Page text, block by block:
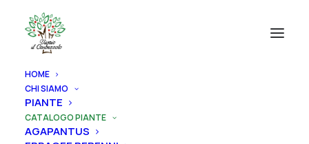
HOME
CHI SIAMO
PIANTE
CATALOGO PIANTE
AGAPANTUS
CATEGORIE PRODOTTI
AGAPANTUS